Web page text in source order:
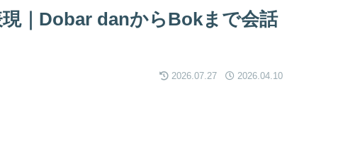
｜Dobar danからBokまで会話
2026.07.27 2026.04.10